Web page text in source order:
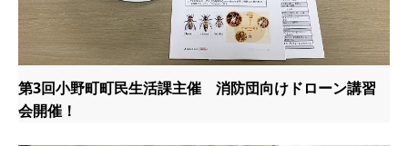
第3回小野町町民生活課主催 消防団向けドローン講習
会開催！